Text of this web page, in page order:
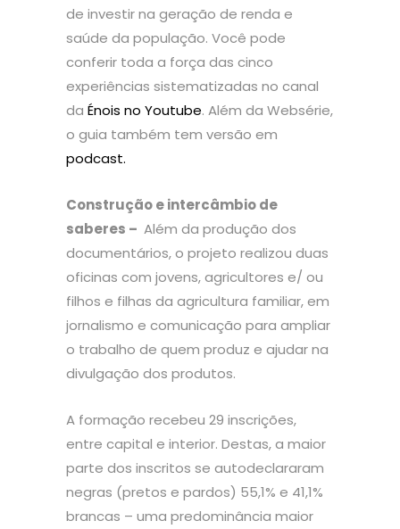
de investir na geração de renda e
saúde da população. Você pode
conferir toda a força das cinco
experiências sistematizadas no canal
da Énois no Youtube. Além da Websérie,
o guia também tem versão em
podcast.
Construção e intercâmbio de
saberes – Além da produção dos
documentários, o projeto realizou duas
oficinas com jovens, agricultores e/ ou
filhos e filhas da agricultura familiar, em
jornalismo e comunicação para ampliar
o trabalho de quem produz e ajudar na
divulgação dos produtos.
A formação recebeu 29 inscrições,
entre capital e interior. Destas, a maior
parte dos inscritos se autodeclararam
negras (pretos e pardos) 55,1% e 41,1%
brancas – uma predominância maior